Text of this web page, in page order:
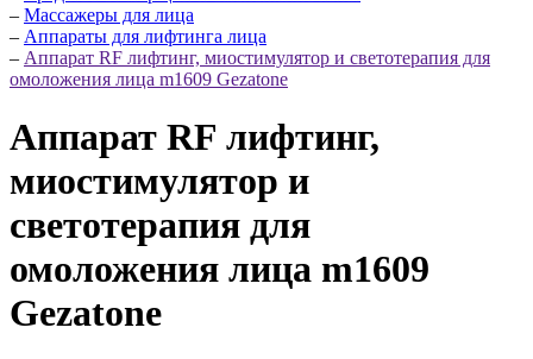
– Массажеры для лица
– Аппараты для лифтинга лица
– Аппарат RF лифтинг, миостимулятор и светотерапия для
омоложения лица m1609 Gezatone
Аппарат RF лифтинг,
миостимулятор и
светотерапия для
омоложения лица m1609
Gezatone